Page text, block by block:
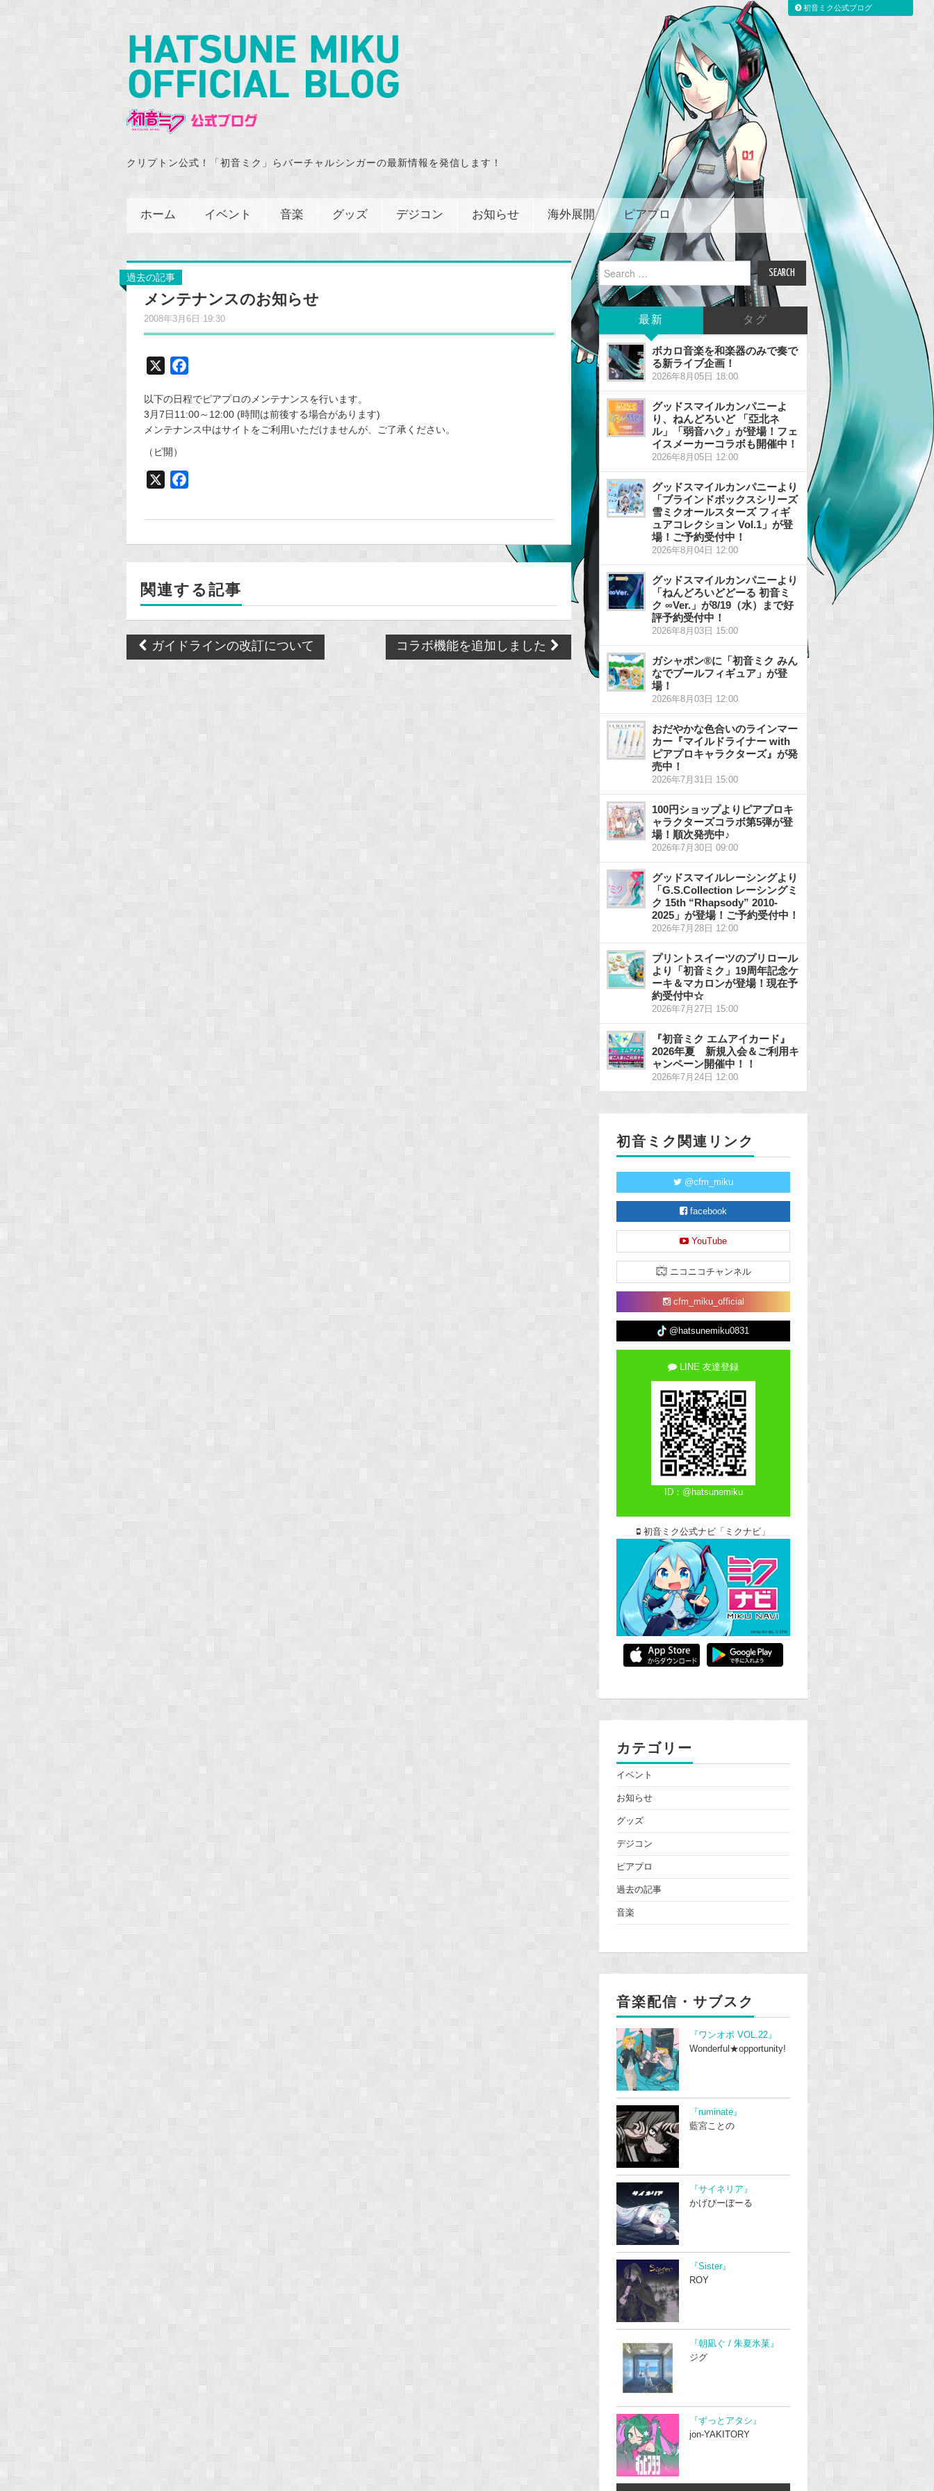
クリプトン公式！「初音ミク」らバーチャルシンガーの最新情報を発信します！
ホーム イベント 音楽 グッズ デジコン お知らせ 海外展開 ピアプロ
過去の記事
メンテナンスのお知らせ
2008年3月6日 19:30
c
e
b
以下の日程でピアプロのメンテナンスを行います。
3月7日11:00～12:00 (時間は前後する場合があります)
メンテナンス中はサイトをご利用いただけませんが、ご了承ください。
（ピ開）
o
k
関連する記事
Post
navigation
ガイドラインの改訂について コラボ機能を追加しました
Search
for:
最新 タグ
ボカロ音楽を和楽器のみで奏で
る新ライブ企画！
2026年8月05日 18:00
グッドスマイルカンパニーよ
り、ねんどろいど 「亞北ネ
ル」「弱音ハク」が登場！フェ
イスメーカーコラボも開催中！
2026年8月05日 12:00
グッドスマイルカンパニーより
「ブラインドボックスシリーズ
雪ミクオールスターズ フィギ
ュアコレクション Vol.1」が登
場！ご予約受付中！
2026年8月04日 12:00
グッドスマイルカンパニーより
「ねんどろいどどーる 初音ミ
ク ∞Ver.」が8/19（水）まで好
評予約受付中！
2026年8月03日 15:00
ガシャポン®に「初音ミク みん
なでプールフィギュア」が登
場！
2026年8月03日 12:00
おだやかな色合いのラインマー
カー『マイルドライナー with
ピアプロキャラクターズ』が発
売中！
2026年7月31日 15:00
100円ショップよりピアプロキ
ャラクターズコラボ第5弾が登
場！順次発売中♪
2026年7月30日 09:00
グッドスマイルレーシングより
「G.S.Collection レーシングミ
ク 15th “Rhapsody” 2010-
2025」が登場！ご予約受付中！
2026年7月28日 12:00
プリントスイーツのプリロール
より「初音ミク」19周年記念ケ
ーキ＆マカロンが登場！現在予
約受付中☆
2026年7月27日 15:00
『初音ミク エムアイカード』
2026年夏 新規入会＆ご利用キ
ャンペーン開催中！！
2026年7月24日 12:00
初音ミク関連リンク
@cfm_miku
facebook
YouTube
ニコニコチャンネル
cfm_miku_official
@hatsunemiku0831
LINE 友達登録
ID：@hatsunemiku
初音ミク公式ナビ「ミクナビ」
カテゴリー
イベント
お知らせ
グッズ
デジコン
ピアプロ
過去の記事
音楽
音楽配信・サブスク
『ワンオポ VOL.22』
Wonderful★opportunity!
『ruminate』
藍宮ことの
『サイネリア』
かげぴーぼーる
『Sister』
ROY
『朝凪ぐ / 朱夏氷菓』
ジグ
『ずっとアタシ』
jon-YAKITORY
初音ミク公式ブログ